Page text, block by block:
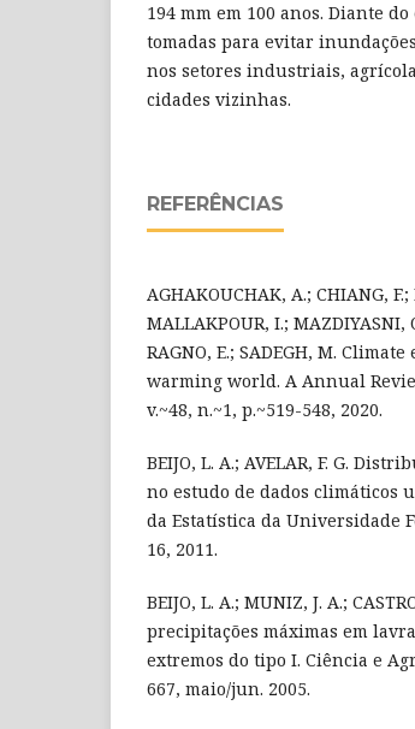
194 mm em 100 anos. Diante
tomadas para evitar
nos setores industriais,
cidades vizinhas.
REFERÊNCIAS
AGHAKOUCHAK, A.; CHIANG, F.;
MALLAKPOUR, I.; MAZDIYASNI,
RAGNO, E.; SADEGH, M.
warming world. A Annual
v.~48, n.~1, p.~519-548, 2020.
BEIJO, L. A.; AVELAR, F. G.
no estudo de dados climáticos
da Estatística da Universidade
16, 2011.
BEIJO, L. A.; MUNIZ, J. A.;
precipitações máximas em
extremos do tipo I. Ciência e
667, maio/jun. 2005.